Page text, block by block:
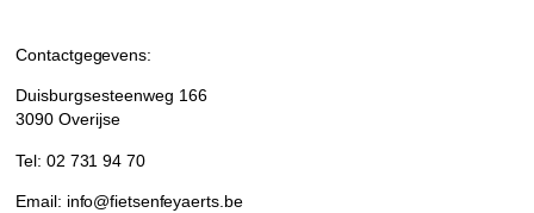
Contactgegevens:
Duisburgsesteenweg 166
3090 Overijse
Tel: 02 731 94 70
Email: info@fietsenfeyaerts.be